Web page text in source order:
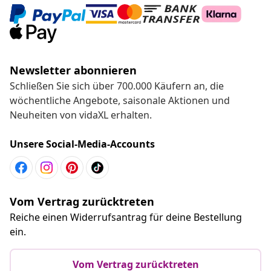
Newsletter abonnieren
Schließen Sie sich über 700.000 Käufern an, die
wöchentliche Angebote, saisonale Aktionen und
Neuheiten von vidaXL erhalten.
Unsere Social-Media-Accounts
Vom Vertrag zurücktreten
Reiche einen Widerrufsantrag für deine Bestellung
ein.
Vom Vertrag zurücktreten